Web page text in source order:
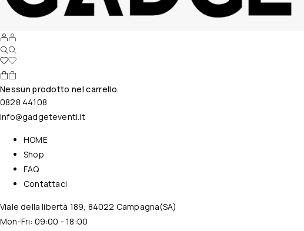
Nessun prodotto nel carrello.
0828 44108
info@gadgeteventi.it
HOME
Shop
FAQ
Contattaci
Viale della libertà 189, 84022 Campagna(SA)
Mon-Fri: 09:00 - 18:00